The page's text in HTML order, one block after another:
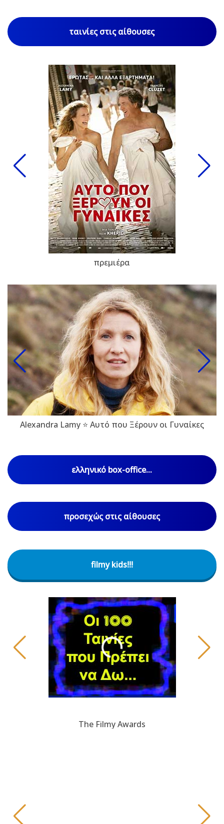
ταινίες στις αίθουσες
πρεμιέρα
Alexandra Lamy ⭐ Αυτό που Ξέρουν οι Γυναίκες
ελληνικό box-office...
προσεχώς στις αίθουσες
filmy kids!!!
The Filmy Awards